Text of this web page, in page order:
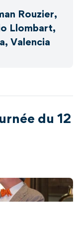
Rouzier,
Llombart,
Valencia
du 12